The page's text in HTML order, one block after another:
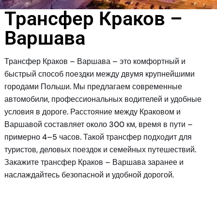
Трансфер Краков –
Варшава
Трансфер Краков – Варшава – это комфортный и
быстрый способ поездки между двумя крупнейшими
городами Польши. Мы предлагаем современные
автомобили, профессиональных водителей и удобные
условия в дороге. Расстояние между Краковом и
Варшавой составляет около 300 км, время в пути –
примерно 4–5 часов. Такой трансфер подходит для
туристов, деловых поездок и семейных путешествий.
Закажите трансфер Краков – Варшава заранее и
наслаждайтесь безопасной и удобной дорогой.